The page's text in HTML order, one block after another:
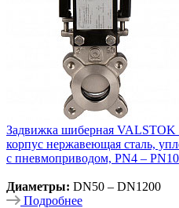
Задвижка шиберная
корпус нержавеющая сталь,
с пневмоприводом, PN4 – PN10
Диаметры: DN50 – DN1200
Подробнее